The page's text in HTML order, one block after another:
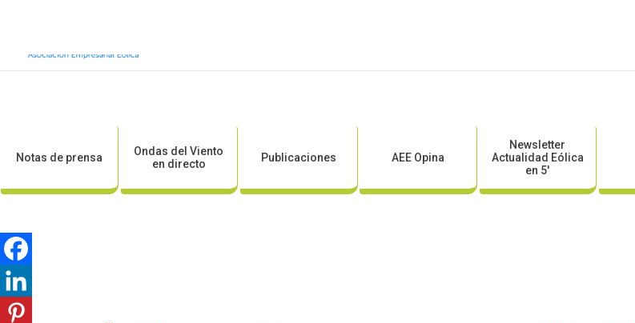
Notas de prensa
Ondas del Viento
en directo
Publicaciones AEE Opina
Newsletter
Actualidad Eólica
en 5′